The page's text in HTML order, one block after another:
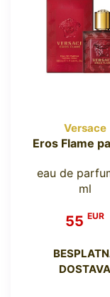
Versace
Eros Flame
eau de
ml
55 EUR
DOSTAVA